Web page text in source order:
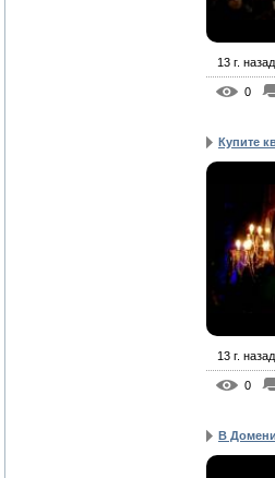
13 г. назад
0
Купите
13 г. назад
0
В